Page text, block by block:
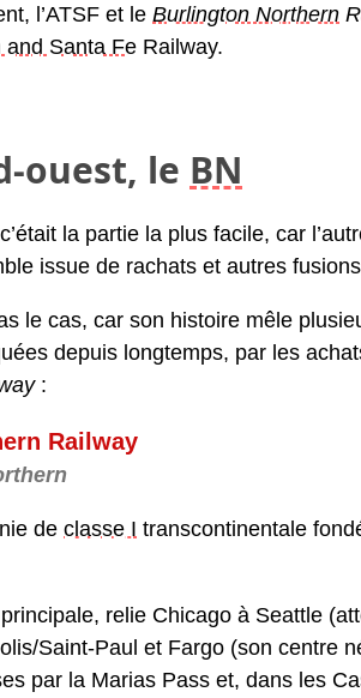
l’ATSF et le Burlington Northern
and Santa Fe Railway.
ouest, le BN
la partie la plus facile, car
issue de rachats et autres
le cas, car son histoire mêle
depuis longtemps, par les
:
Railway
de classe I transcontinentale
relie Chicago à Seattle
Saint-Paul et Fargo (son centre
par la Marias Pass et, dans les